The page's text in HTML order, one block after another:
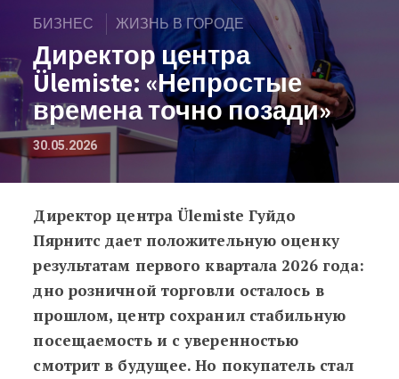
БИЗНЕС ЖИЗНЬ В ГОРОДЕ
Директор центра
Ülemiste: «Непростые
времена точно позади»
30.05.2026
Директор центра Ülemiste:
Директор центра Ülemiste Гуйдо
Пярнитс дает положительную оценку
результатам первого квартала 2026 года:
дно розничной торговли осталось в
прошлом, центр сохранил стабильную
посещаемость и с уверенностью
смотрит в будущее. Но покупатель стал